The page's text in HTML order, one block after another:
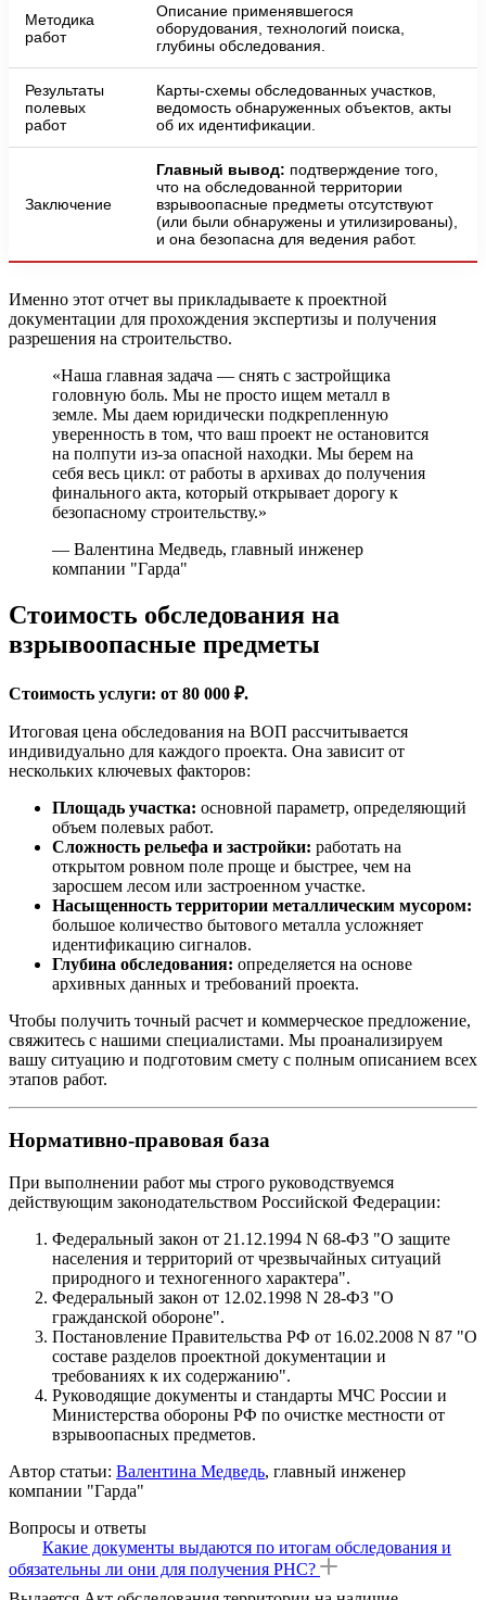
Методика
работ
Описание применявшегося
оборудования, технологий поиска,
глубины обследования.
Результаты
полевых
работ
Карты-схемы обследованных участков,
ведомость обнаруженных объектов, акты
об их идентификации.
Заключение
Главный вывод: подтверждение того,
что на обследованной территории
взрывоопасные предметы отсутствуют
(или были обнаружены и утилизированы),
и она безопасна для ведения работ.
Именно этот отчет вы прикладываете к проектной
документации для прохождения экспертизы и получения
разрешения на строительство.
«Наша главная задача — снять с застройщика
головную боль. Мы не просто ищем металл в
земле. Мы даем юридически подкрепленную
уверенность в том, что ваш проект не остановится
на полпути из-за опасной находки. Мы берем на
себя весь цикл: от работы в архивах до получения
финального акта, который открывает дорогу к
безопасному строительству.»
— Валентина Медведь, главный инженер
компании "Гарда"
Стоимость обследования на
взрывоопасные предметы
Стоимость услуги: от 80 000 ₽.
Итоговая цена обследования на ВОП рассчитывается
индивидуально для каждого проекта. Она зависит от
нескольких ключевых факторов:
Площадь участка: основной параметр, определяющий
объем полевых работ.
Сложность рельефа и застройки: работать на
открытом ровном поле проще и быстрее, чем на
заросшем лесом или застроенном участке.
Насыщенность территории металлическим мусором:
большое количество бытового металла усложняет
идентификацию сигналов.
Глубина обследования: определяется на основе
архивных данных и требований проекта.
Чтобы получить точный расчет и коммерческое предложение,
свяжитесь с нашими специалистами. Мы проанализируем
вашу ситуацию и подготовим смету с полным описанием всех
этапов работ.
Нормативно-правовая база
При выполнении работ мы строго руководствуемся
действующим законодательством Российской Федерации:
Федеральный закон от 21.12.1994 N 68-ФЗ "О защите
населения и территорий от чрезвычайных ситуаций
природного и техногенного характера".
Федеральный закон от 12.02.1998 N 28-ФЗ "О
гражданской обороне".
Постановление Правительства РФ от 16.02.2008 N 87 "О
составе разделов проектной документации и
требованиях к их содержанию".
Руководящие документы и стандарты МЧС России и
Министерства обороны РФ по очистке местности от
взрывоопасных предметов.
Автор статьи: Валентина Медведь, главный инженер
компании "Гарда"
Вопросы и ответы
Какие документы выдаются по итогам обследования и
обязательны ли они для получения РНС?